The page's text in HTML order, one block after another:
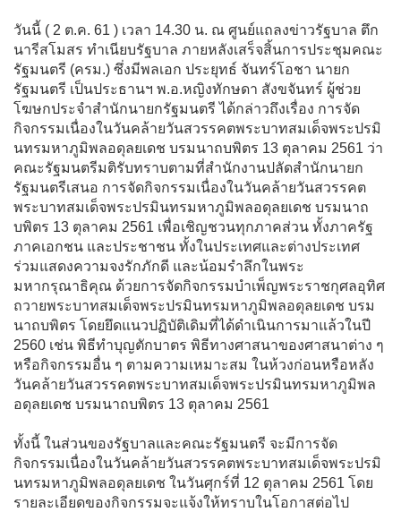
วันนี้ ( 2 ต.ค. 61 ) เวลา 14.30 น. ณ ศูนย์แถลงข่าวรัฐบาล ตึก
นารีสโมสร ทำเนียบรัฐบาล ภายหลังเสร็จสิ้นการประชุมคณะ
รัฐมนตรี (ครม.) ซึ่งมีพลเอก ประยุทธ์ จันทร์โอชา นายก
รัฐมนตรี เป็นประธานฯ พ.อ.หญิงทักษดา สังขจันทร์ ผู้ช่วย
โฆษกประจำสำนักนายกรัฐมนตรี ได้กล่าวถึงเรื่อง การจัด
กิจกรรมเนื่องในวันคล้ายวันสวรรคตพระบาทสมเด็จพระปรมิ
นทรมหาภูมิพลอดุลยเดช บรมนาถบพิตร 13 ตุลาคม 2561 ว่า
คณะรัฐมนตรีมติรับทราบตามที่สำนักงานปลัดสำนักนายก
รัฐมนตรีเสนอ การจัดกิจกรรมเนื่องในวันคล้ายวันสวรรคต
พระบาทสมเด็จพระปรมินทรมหาภูมิพลอดุลยเดช บรมนาถ
บพิตร 13 ตุลาคม 2561 เพื่อเชิญชวนทุกภาคส่วน ทั้งภาครัฐ
ภาคเอกชน และประชาชน ทั้งในประเทศและต่างประเทศ
ร่วมแสดงความจงรักภักดี และน้อมรำลึกในพระ
มหากรุณาธิคุณ ด้วยการจัดกิจกรรมบำเพ็ญพระราชกุศลอุทิศ
ถวายพระบาทสมเด็จพระปรมินทรมหาภูมิพลอดุลยเดช บรม
นาถบพิตร โดยยึดแนวปฏิบัติเดิมที่ได้ดำเนินการมาแล้วในปี
2560 เช่น พิธีทำบุญตักบาตร พิธีทางศาสนาของศาสนาต่าง ๆ
หรือกิจกรรมอื่น ๆ ตามความเหมาะสม ในห้วงก่อนหรือหลัง
วันคล้ายวันสวรรคตพระบาทสมเด็จพระปรมินทรมหาภูมิพล
อดุลยเดช บรมนาถบพิตร 13 ตุลาคม 2561
ทั้งนี้ ในส่วนของรัฐบาลและคณะรัฐมนตรี จะมีการจัด
กิจกรรมเนื่องในวันคล้ายวันสวรรคตพระบาทสมเด็จพระปรมิ
นทรมหาภูมิพลอดุลยเดช ในวันศุกร์ที่ 12 ตุลาคม 2561 โดย
รายละเอียดของกิจกรรมจะแจ้งให้ทราบในโอกาสต่อไป